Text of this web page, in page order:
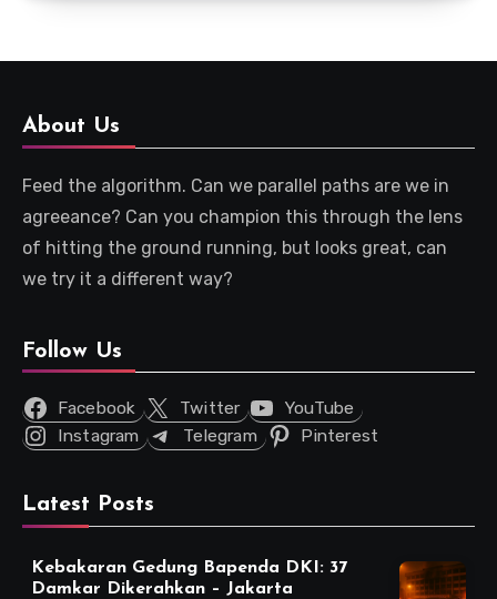
About Us
Feed the algorithm. Can we parallel paths are we in
agreeance? Can you champion this through the lens
of hitting the ground running, but looks great, can
we try it a different way?
Follow Us
Facebook Twitter
YouTube
Instagram
Telegram Pinterest
Latest Posts
Kebakaran Gedung Bapenda DKI: 37
Damkar Dikerahkan – Jakarta